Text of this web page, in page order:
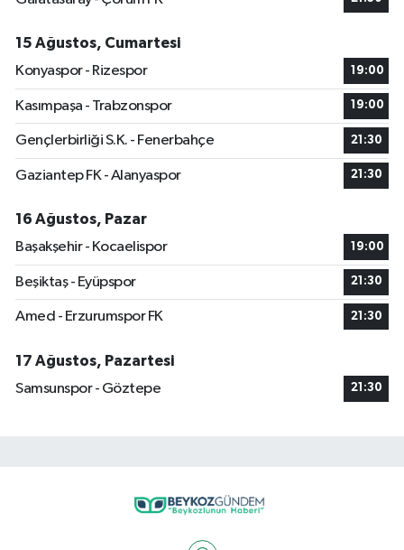
15 Ağustos, Cumartesi
Konyaspor - Rizespor
19:00
Kasımpaşa - Trabzonspor 19:00
Gençlerbirliği S.K. - Fenerbahçe 21:30
Gaziantep FK - Alanyaspor 21:30
16 Ağustos, Pazar
Başakşehir - Kocaelispor
19:00
Beşiktaş - Eyüpspor 21:30
Amed - Erzurumspor FK 21:30
17 Ağustos, Pazartesi
Samsunspor - Göztepe
21:30